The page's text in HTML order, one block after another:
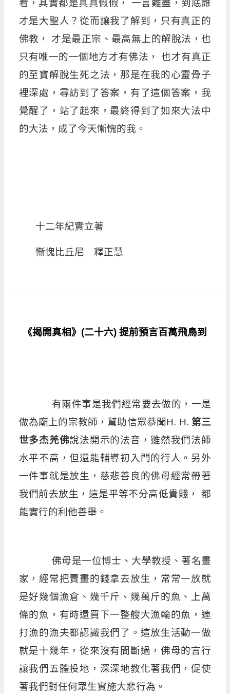
看，其實都是真真假假， 一言難盡，到底誰
才是大聖人？從而讓我了解到，只有真正的
佛教， 才是最正宗、最高無上的解脫法，也
只有唯一的一個地方才有佛法， 也才有真正
的至寶解脫生死之法，那是在我的心靈骨子
裡深處，尋訪到了答案，有了這個答案，我
覺醒了，站了起來，最終得到了如來大法中
的大法，成了今天慚愧的我。
十二年紀實立著
慚愧比丘尼 釋正慧
《揭開真相》(二十六) 提前預言百萬飛鳥到
有兩件事是我們經常要去做的，一是
做為廟上的宗教師，幫助信眾恭聞H. H. 第三
世多杰羌佛說法開示的法音，雖然我們法師
水平不高，但還能輔導初入門的行人。另外
一件事就是放生，慈悲善良的佛母經常帶著
我們前去放生，這是平等不分高低貴賤， 都
能實行的利他善舉。
佛母是一位博士、大學教授、著名畫
家，經常把賣畫的錢拿去放生，常常一放就
是好幾個漁倉、幾千斤、幾萬斤的魚、上萬
條的魚，有時還買下一整艘大漁輪的魚，連
打漁的漁夫都認識我們了。這放生活動一做
就是十幾年，從來沒有間斷過，佛母的言行
讓我們五體投地，深深地教化著我們，促使
著我們對任何眾生實施大悲行為。